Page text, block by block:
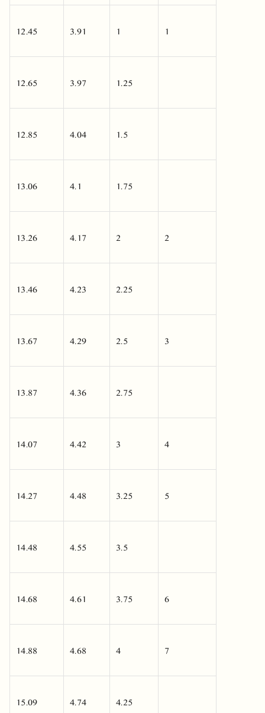
12.45 3.91 1 1
12.65 3.97 1.25
12.85 4.04 1.5
13.06 4.1 1.75
13.26 4.17 2 2
13.46 4.23 2.25
13.67 4.29 2.5 3
13.87 4.36 2.75
14.07 4.42 3 4
14.27 4.48 3.25 5
14.48 4.55 3.5
14.68 4.61 3.75 6
14.88 4.68 4 7
15.09 4.74 4.25